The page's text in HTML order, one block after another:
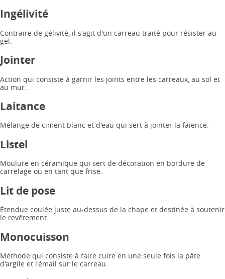
Ingélivité
Contraire de gélivité, il s'agit d'un carreau traité pour résister au
gel.
Jointer
Action qui consiste à garnir les joints entre les carreaux, au sol et
au mur.
Laitance
Mélange de ciment blanc et d'eau qui sert à jointer la faïence.
Listel
Moulure en céramique qui sert de décoration en bordure de
carrelage ou en tant que frise.
Lit de pose
Étendue coulée juste au-dessus de la chape et destinée à soutenir
le revêtement.
Monocuisson
Méthode qui consiste à faire cuire en une seule fois la pâte
d'argile et l'émail sur le carreau.